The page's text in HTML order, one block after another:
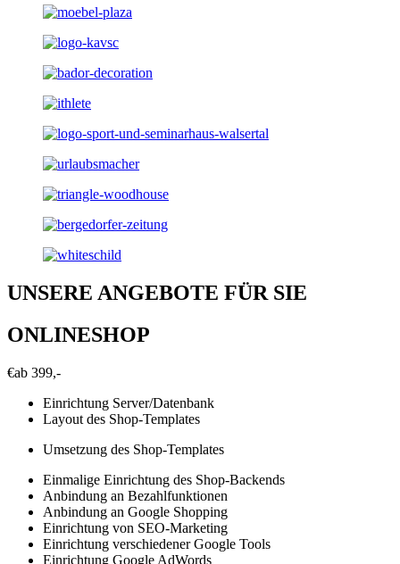
UNSERE ANGEBOTE FÜR SIE
ONLINESHOP
€ab 399,-
Einrichtung Server/Datenbank
Layout des Shop-Templates
Umsetzung des Shop-Templates
Einmalige Einrichtung des Shop-Backends
Anbindung an Bezahlfunktionen
Anbindung an Google Shopping
Einrichtung von SEO-Marketing
Einrichtung verschiedener Google Tools
Einrichtung Google AdWords